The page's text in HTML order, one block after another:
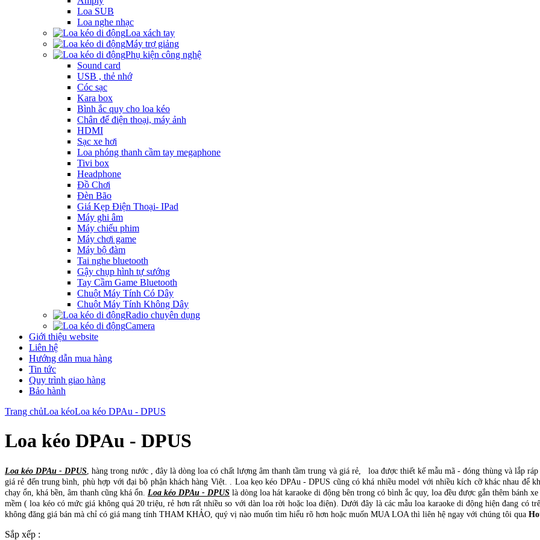
Loa SUB
Loa nghe nhạc
Loa xách tay
Máy trợ giảng
Phụ kiện công nghệ
Sound card
USB , thẻ nhớ
Cóc sạc
Kara box
Bình ắc quy cho loa kéo
Chân để điện thoại, máy ảnh
HDMI
Sạc xe hơi
Loa phóng thanh cầm tay megaphone
Tivi box
Headphone
Đồ Chơi
Đèn Bão
Giá Kẹp Điện Thoại- IPad
Máy ghi âm
Máy chiếu phim
Máy chơi game
Máy bộ đàm
Tai nghe bluetooth
Gậy chụp hình tự sướng
Tay Cầm Game Bluetooth
Chuột Máy Tính Có Dây
Chuột Máy Tính Không Dây
Radio chuyên dụng
Camera
Giới thiệu website
Liên hệ
Hướng dẫn mua hàng
Tin tức
Quy trình giao hàng
Bảo hành
Trang chủLoa kéoLoa kéo DPAu - DPUS
Loa kéo DPAu - DPUS
Loa kéo DPAu - DPUS , hàng trong nước , đây là dòng loa có chất lượng âm thanh tầm trung và giá rẻ, loa được thiết kế mẫu mã - đóng thùng và lắp
giá rẻ đến trung bình, phù hợp với đại bộ phận khách hàng Việt. . Loa kẹo kéo DPAu - DPUS cũng có khá nhiều model với nhiều kích cỡ khác nhau để
chạy ổn, khá bền, âm thanh cũng khá ổn. Loa kéo DPAu - DPUS là dòng loa hát karaoke di động bên trong có bình ắc quy, loa đều được gắn thêm bánh
mềm ( loa kéo có mức giá không quá 20 triệu, rẻ hơn rất nhiều so với dàn loa rời hoặc loa điện). Dưới đây là các mẫu loa karaoke di động hiện đang
không đăng giá bán mà chỉ có giá mang tính THAM KHẢO, quý vị nào muốn tìm hiểu rõ hơn hoặc muốn MUA LOA thì liên hệ ngay với chúng tôi qua
Sắp xếp :